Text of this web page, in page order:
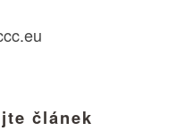
článek